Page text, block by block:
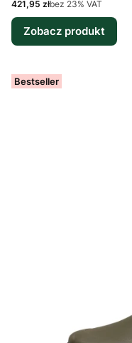
Cena netto
421,95 złbez 23% VAT
Zobacz produkt
Bestseller